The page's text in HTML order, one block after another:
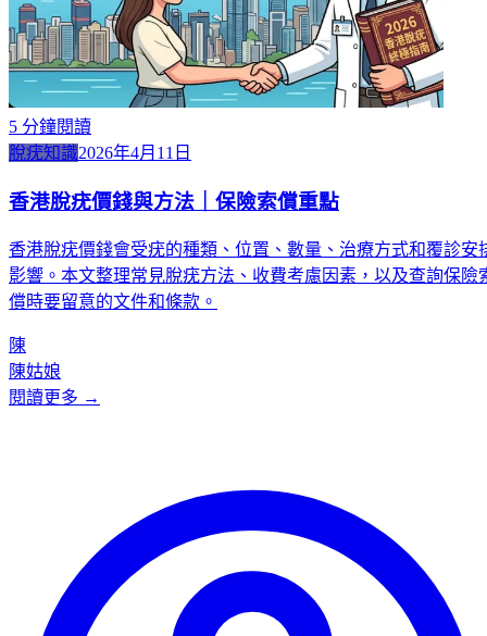
5 分鐘閱讀
脫疣知識2026年4月11日
香港脫疣價錢與方法｜保險索償重點
香港脫疣價錢會受疣的種類、位置、數量、治療方式和覆診安
影響。本文整理常見脫疣方法、收費考慮因素，以及查詢保險
償時要留意的文件和條款。
陳
陳姑娘
閱讀更多 →